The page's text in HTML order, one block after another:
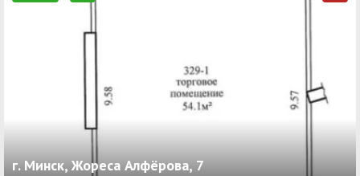
г. Минск, Жореса Алфёрова, 7